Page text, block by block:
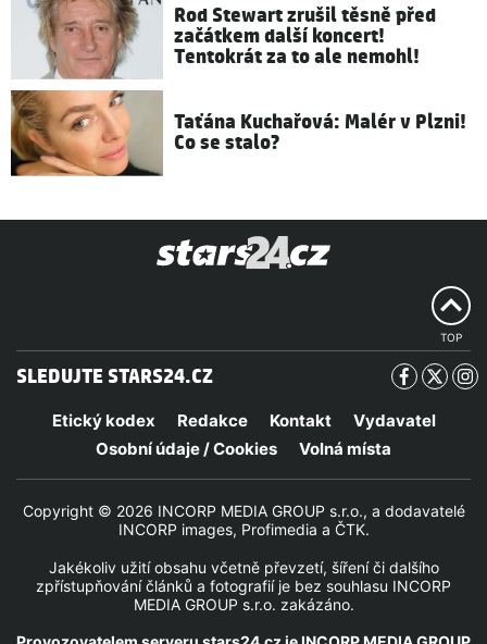
Rod Stewart zrušil těsně před
začátkem další koncert!
Tentokrát za to ale nemohl!
Taťána Kuchařová: Malér v Plzni!
Co se stalo?
TOP
SLEDUJTE STARS24.CZ
Etický kodex Redakce Kontakt
Vydavatel
Osobní údaje / Cookies
Volná místa
Copyright © 2026 INCORP MEDIA GROUP s.r.o., a dodavatelé
INCORP images, Profimedia a ČTK.
Jakékoliv užití obsahu včetně převzetí, šíření či dalšího
zpřístupňování článků a fotografií je bez souhlasu INCORP
MEDIA GROUP s.r.o. zakázáno.